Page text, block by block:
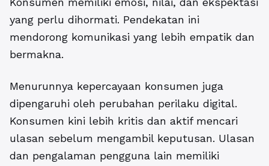
yang perlu dihormati. Pendekatan ini
mendorong komunikasi yang lebih empatik dan
bermakna.
Menurunnya kepercayaan konsumen juga
dipengaruhi oleh perubahan perilaku digital.
Konsumen kini lebih kritis dan aktif mencari
ulasan sebelum mengambil keputusan. Ulasan
dan pengalaman pengguna lain memiliki